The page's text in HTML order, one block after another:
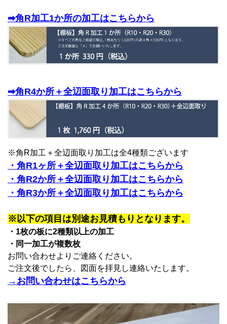
➡角R加工1か所の加工はこちらから
➡角R4か所＋全辺面取り加工はこちらから
※角R加工＋全辺面取り加工は全4種類ございます
・角R1ヶ所＋全辺面取り加工はこちらから
・角R2か所＋全辺面取り加工はこちらから
・角R3か所＋全辺面取り加工はこちらから
※以下の項目は別途お見積もりとなります。
・1枚の板に2種類以上の加工
・同一加工が複数枚
お問い合わせよりご連絡ください。
ご注文後でしたら、図面を拝見し連絡いたします。
→お問い合わせはこちらから